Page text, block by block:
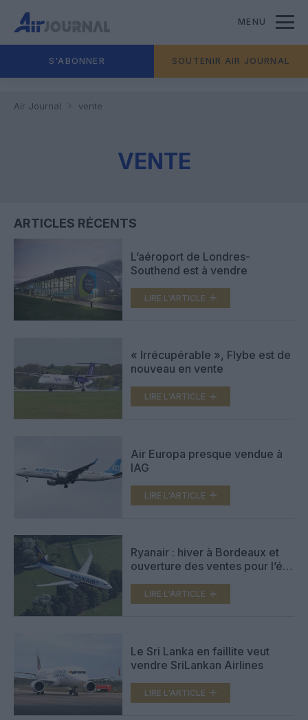
MENU
S'ABONNER SOUTENIR AIR JOURNAL
Air Journal vente
VENTE
ARTICLES RÉCENTS
L’aéroport de Londres-
Southend est à vendre
LIRE L'ARTICLE
« Irrécupérable », Flybe est de
nouveau en vente
LIRE L'ARTICLE
Air Europa presque vendue à
IAG
LIRE L'ARTICLE
Ryanair : hiver à Bordeaux et
ouverture des ventes pour l’été
LIRE L'ARTICLE
Le Sri Lanka en faillite veut
vendre SriLankan Airlines
LIRE L'ARTICLE